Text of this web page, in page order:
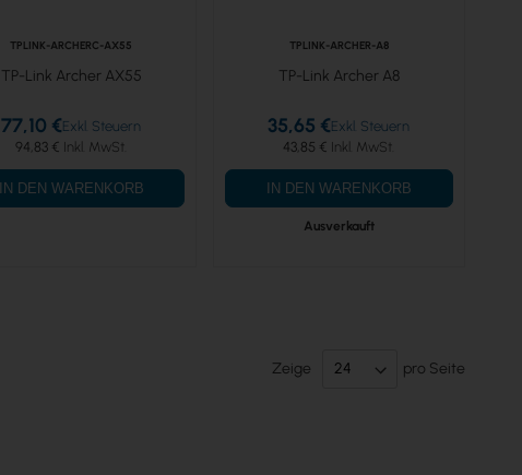
TPLINK-ARCHERC-AX55
TP-Link Archer AX55
94,83 €
77,10 €
IN DEN WARENKORB
TPLINK-ARCHER-A8
TP-Link Archer A8
Ausverkauft
43,85 €
35,65 €
IN DEN WARENKORB
Zeige pro Seite